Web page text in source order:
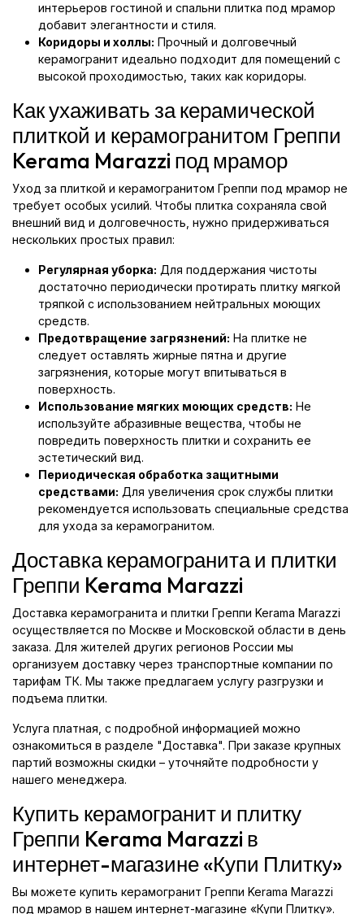
интерьеров гостиной и спальни плитка под мрамор
добавит элегантности и стиля.
Коридоры и холлы: Прочный и долговечный
керамогранит идеально подходит для помещений с
высокой проходимостью, таких как коридоры.
Как ухаживать за керамической
плиткой и керамогранитом Греппи
Kerama Marazzi под мрамор
Уход за плиткой и керамогранитом Греппи под мрамор не
требует особых усилий. Чтобы плитка сохраняла свой
внешний вид и долговечность, нужно придерживаться
нескольких простых правил:
Регулярная уборка: Для поддержания чистоты
достаточно периодически протирать плитку мягкой
тряпкой с использованием нейтральных моющих
средств.
Предотвращение загрязнений: На плитке не
следует оставлять жирные пятна и другие
загрязнения, которые могут впитываться в
поверхность.
Использование мягких моющих средств: Не
используйте абразивные вещества, чтобы не
повредить поверхность плитки и сохранить ее
эстетический вид.
Периодическая обработка защитными
средствами: Для увеличения срок службы плитки
рекомендуется использовать специальные средства
для ухода за керамогранитом.
Доставка керамогранита и плитки
Греппи Kerama Marazzi
Доставка керамогранита и плитки Греппи Kerama Marazzi
осуществляется по Москве и Московской области в день
заказа. Для жителей других регионов России мы
организуем доставку через транспортные компании по
тарифам ТК. Мы также предлагаем услугу разгрузки и
подъема плитки.
Услуга платная, с подробной информацией можно
ознакомиться в разделе "Доставка". При заказе крупных
партий возможны скидки – уточняйте подробности у
нашего менеджера.
Купить керамогранит и плитку
Греппи Kerama Marazzi в
интернет-магазине «Купи Плитку»
Вы можете купить керамогранит Греппи Kerama Marazzi
под мрамор в нашем интернет-магазине «Купи Плитку».